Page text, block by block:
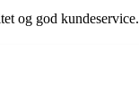
og god kundeservice.